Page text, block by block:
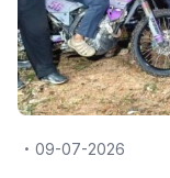
09-07-2026